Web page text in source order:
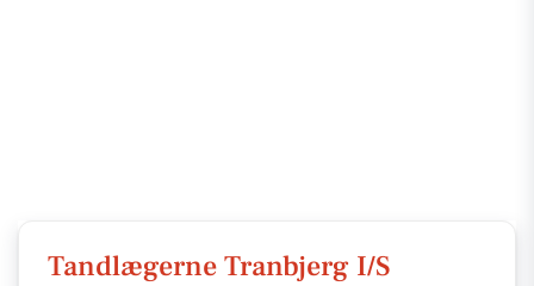
Tandlægerne Tranbjerg I/S